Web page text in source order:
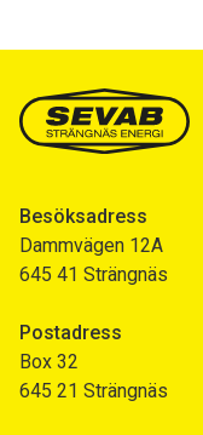
Besöksadress
Dammvägen 12A
645 41 Strängnäs
Postadress
Box 32
645 21 Strängnäs